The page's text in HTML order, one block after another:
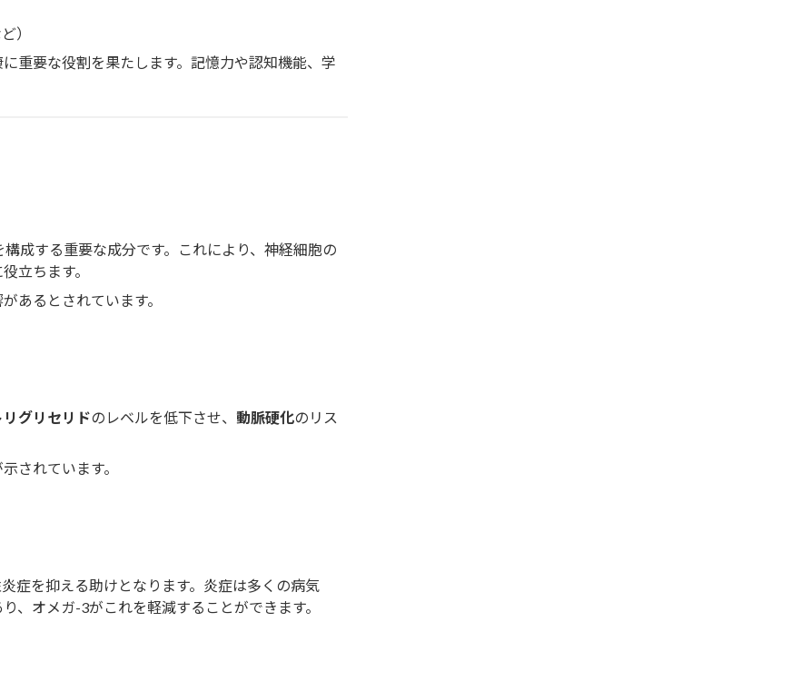
）
重要な役割を果たします。記憶力や認知機能、学
構成する重要な成分です。これにより、神経細胞の
立ちます。
あるとされています。
リグリセリドのレベルを低下させ、 動脈硬化のリス
されています。
症を抑える助けとなります。炎症は多くの病気
、オメガ-3がこれを軽減することができます。